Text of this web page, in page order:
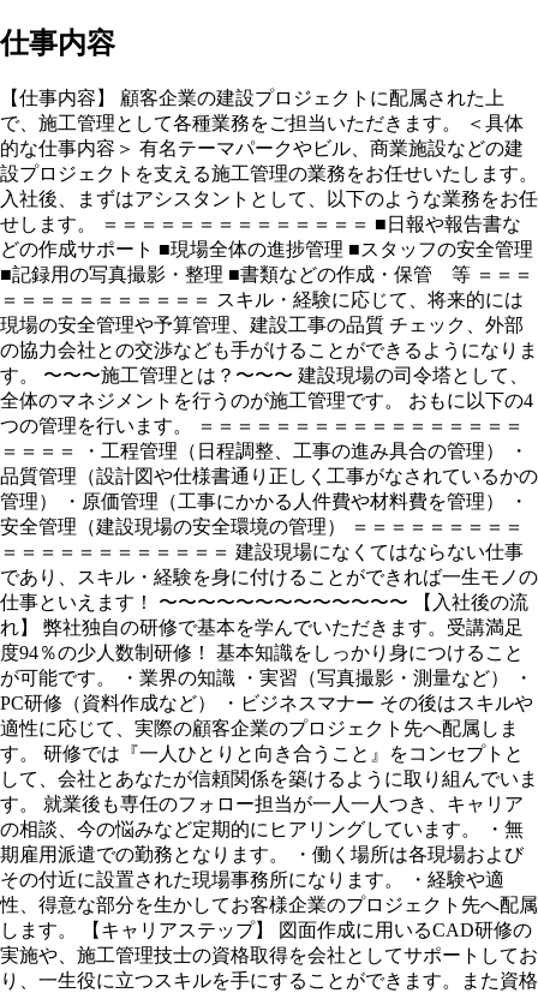
仕事内容
【仕事内容】 顧客企業の建設プロジェクトに配属された上
で、施工管理として各種業務をご担当いただきます。 ＜具体
的な仕事内容＞ 有名テーマパークやビル、商業施設などの建
設プロジェクトを支える施工管理の業務をお任せいたします。
入社後、まずはアシスタントとして、以下のような業務をお任
せします。 ＝＝＝＝＝＝＝＝＝＝＝＝＝＝ ■日報や報告書な
どの作成サポート ■現場全体の進捗管理 ■スタッフの安全管理
■記録用の写真撮影・整理 ■書類などの作成・保管 等 ＝＝＝
＝＝＝＝＝＝＝＝＝＝＝ スキル・経験に応じて、将来的には
現場の安全管理や予算管理、建設工事の品質 チェック、外部
の協力会社との交渉なども手がけることができるようになりま
す。 〜〜〜施工管理とは？〜〜〜 建設現場の司令塔として、
全体のマネジメントを行うのが施工管理です。 おもに以下の4
つの管理を行います。 ＝＝＝＝＝＝＝＝＝＝＝＝＝＝＝＝＝
＝＝＝＝ ・工程管理（日程調整、工事の進み具合の管理） ・
品質管理（設計図や仕様書通り正しく工事がなされているかの
管理） ・原価管理（工事にかかる人件費や材料費を管理） ・
安全管理（建設現場の安全環境の管理） ＝＝＝＝＝＝＝＝＝
＝＝＝＝＝＝＝＝＝＝＝＝ 建設現場になくてはならない仕事
であり、スキル・経験を身に付けることができれば一生モノの
仕事といえます！ 〜〜〜〜〜〜〜〜〜〜〜〜〜 【入社後の流
れ】 弊社独自の研修で基本を学んでいただきます。受講満足
度94％の少人数制研修！ 基本知識をしっかり身につけること
が可能です。 ・業界の知識 ・実習（写真撮影・測量など） ・
PC研修（資料作成など） ・ビジネスマナー その後はスキルや
適性に応じて、実際の顧客企業のプロジェクト先へ配属しま
す。 研修では『一人ひとりと向き合うこと』をコンセプトと
して、会社とあなたが信頼関係を築けるように取り組んでいま
す。 就業後も専任のフォロー担当が一人一人つき、キャリア
の相談、今の悩みなど定期的にヒアリングしています。 ・無
期雇用派遣での勤務となります。 ・働く場所は各現場および
その付近に設置された現場事務所になります。 ・経験や適
性、得意な部分を生かしてお客様企業のプロジェクト先へ配属
します。 【キャリアステップ】 図面作成に用いるCAD研修の
実施や、施工管理技士の資格取得を会社としてサポートしてお
り、一生役に立つスキルを手にすることができます。また資格